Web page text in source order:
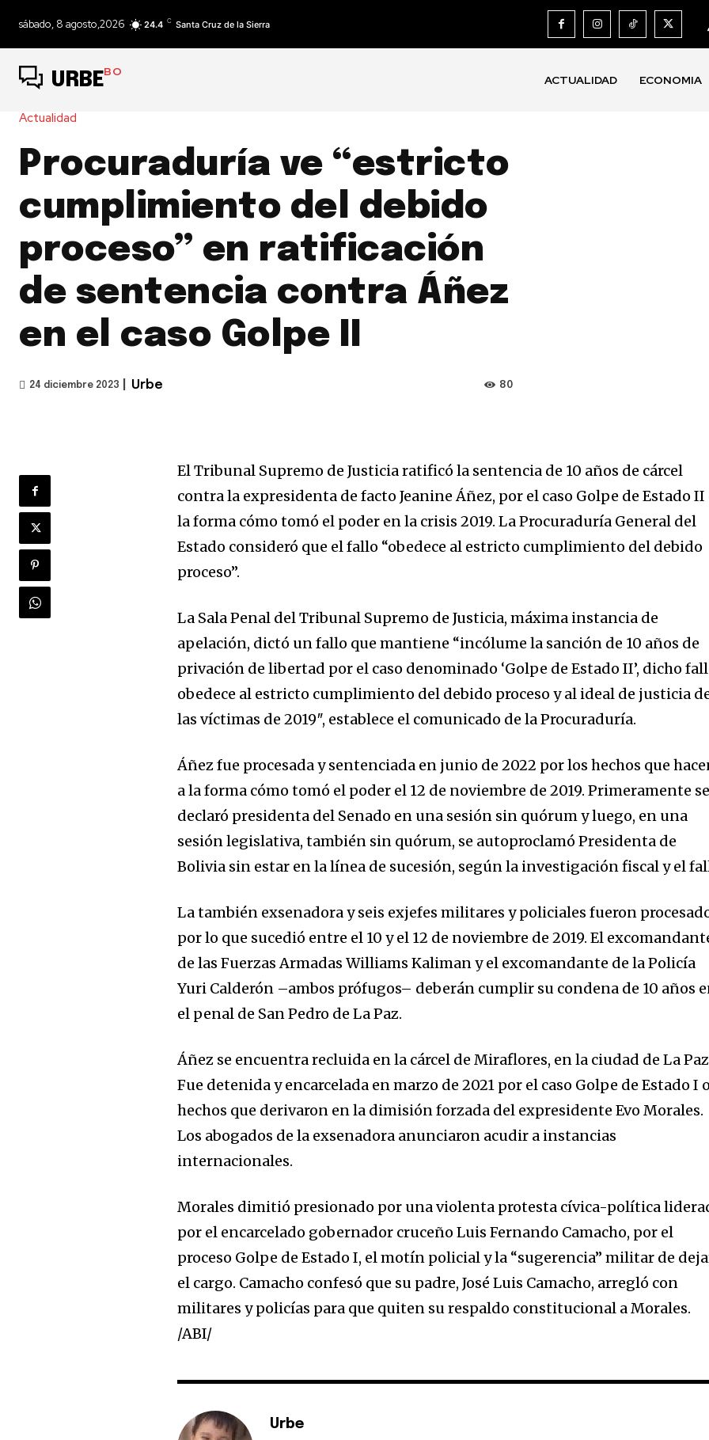
sábado, 8 agosto,2026 24.4 C Santa Cruz de la Sierra
URBEBO
ACTUALIDAD ECONOMIA
Actualidad
Procuraduría ve “estricto
cumplimiento del debido
proceso” en ratificación
de sentencia contra Áñez
en el caso Golpe II
24 diciembre 2023 Urbe 80
El Tribunal Supremo de Justicia ratificó la sentencia de 10 años de cárcel
contra la expresidenta de facto Jeanine Áñez, por el caso Golpe de Estado II
la forma cómo tomó el poder en la crisis 2019. La Procuraduría General del
Estado consideró que el fallo “obedece al estricto cumplimiento del debido
proceso”.
La Sala Penal del Tribunal Supremo de Justicia, máxima instancia de
apelación, dictó un fallo que mantiene “incólume la sanción de 10 años de
privación de libertad por el caso denominado ‘Golpe de Estado II’, dicho
obedece al estricto cumplimiento del debido proceso y al ideal de justicia
las víctimas de 2019″, establece el comunicado de la Procuraduría.
Áñez fue procesada y sentenciada en junio de 2022 por los hechos que
a la forma cómo tomó el poder el 12 de noviembre de 2019. Primeramente se
declaró presidenta del Senado en una sesión sin quórum y luego, en una
sesión legislativa, también sin quórum, se autoproclamó Presidenta de
Bolivia sin estar en la línea de sucesión, según la investigación fiscal y el
La también exsenadora y seis exjefes militares y policiales fueron
por lo que sucedió entre el 10 y el 12 de noviembre de 2019. El
de las Fuerzas Armadas Williams Kaliman y el excomandante de la Policía
Yuri Calderón –ambos prófugos– deberán cumplir su condena de 10 años
el penal de San Pedro de La Paz.
Áñez se encuentra recluida en la cárcel de Miraflores, en la ciudad de La
Fue detenida y encarcelada en marzo de 2021 por el caso Golpe de Estado I o
hechos que derivaron en la dimisión forzada del expresidente Evo Morales.
Los abogados de la exsenadora anunciaron acudir a instancias
internacionales.
Morales dimitió presionado por una violenta protesta cívica-política
por el encarcelado gobernador cruceño Luis Fernando Camacho, por el
proceso Golpe de Estado I, el motín policial y la “sugerencia” militar de
el cargo. Camacho confesó que su padre, José Luis Camacho, arregló con
militares y policías para que quiten su respaldo constitucional a Morales.
/ABI/
Urbe